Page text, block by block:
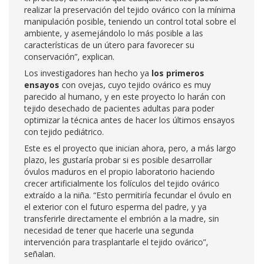
realizar la preservación del tejido ovárico con la mínima
manipulación posible, teniendo un control total sobre el
ambiente, y asemejándolo lo más posible a las
características de un útero para favorecer su
conservación”, explican.
Los investigadores han hecho ya los primeros
ensayos con ovejas, cuyo tejido ovárico es muy
parecido al humano, y en este proyecto lo harán con
tejido desechado de pacientes adultas para poder
optimizar la técnica antes de hacer los últimos ensayos
con tejido pediátrico.
Este es el proyecto que inician ahora, pero, a más largo
plazo, les gustaría probar si es posible desarrollar
óvulos maduros en el propio laboratorio haciendo
crecer artificialmente los folículos del tejido ovárico
extraído a la niña. “Esto permitiría fecundar el óvulo en
el exterior con el futuro esperma del padre, y ya
transferirle directamente el embrión a la madre, sin
necesidad de tener que hacerle una segunda
intervención para trasplantarle el tejido ovárico”,
señalan.